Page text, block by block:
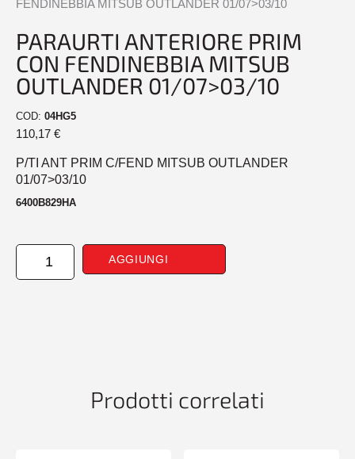
FENDINEBBIA MITSUB OUTLANDER 01/07>03/10
PARAURTI ANTERIORE PRIM
CON FENDINEBBIA MITSUB
OUTLANDER 01/07>03/10
COD: 04HG5
110,17 €
P/TI ANT PRIM C/FEND MITSUB OUTLANDER
01/07>03/10
6400B829HA
PARAURTI
ANTERIORE
AGGIUNGI
Prodotti correlati